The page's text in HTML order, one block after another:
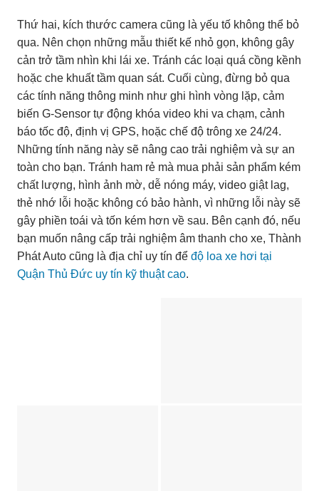
Thứ hai, kích thước camera cũng là yếu tố không thể bỏ
qua. Nên chọn những mẫu thiết kế nhỏ gọn, không gây
cản trở tầm nhìn khi lái xe. Tránh các loại quá cồng kềnh
hoặc che khuất tầm quan sát. Cuối cùng, đừng bỏ qua
các tính năng thông minh như ghi hình vòng lặp, cảm
biến G-Sensor tự động khóa video khi va chạm, cảnh
báo tốc độ, định vị GPS, hoặc chế độ trông xe 24/24.
Những tính năng này sẽ nâng cao trải nghiệm và sự an
toàn cho bạn. Tránh ham rẻ mà mua phải sản phẩm kém
chất lượng, hình ảnh mờ, dễ nóng máy, video giật lag,
thẻ nhớ lỗi hoặc không có bảo hành, vì những lỗi này sẽ
gây phiền toái và tốn kém hơn về sau. Bên cạnh đó, nếu
bạn muốn nâng cấp trải nghiệm âm thanh cho xe, Thành
Phát Auto cũng là địa chỉ uy tín để độ loa xe hơi tại
Quận Thủ Đức uy tín kỹ thuật cao.